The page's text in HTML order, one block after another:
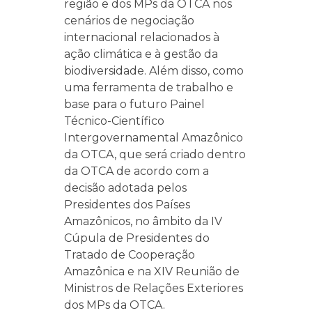
região e dos MPs da OTCA nos
cenários de negociação
internacional relacionados à
ação climática e à gestão da
biodiversidade. Além disso, como
uma ferramenta de trabalho e
base para o futuro Painel
Técnico-Científico
Intergovernamental Amazônico
da OTCA, que será criado dentro
da OTCA de acordo com a
decisão adotada pelos
Presidentes dos Países
Amazônicos, no âmbito da IV
Cúpula de Presidentes do
Tratado de Cooperação
Amazônica e na XIV Reunião de
Ministros de Relações Exteriores
dos MPs da OTCA.